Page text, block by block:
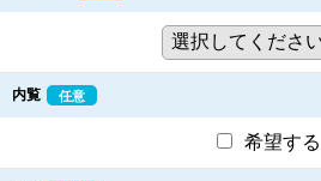
内覧 任意
希望する